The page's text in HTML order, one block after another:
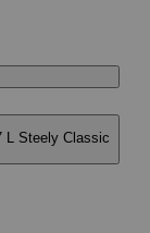
L Steely Classic